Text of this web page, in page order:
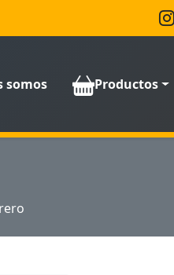
somos Productos